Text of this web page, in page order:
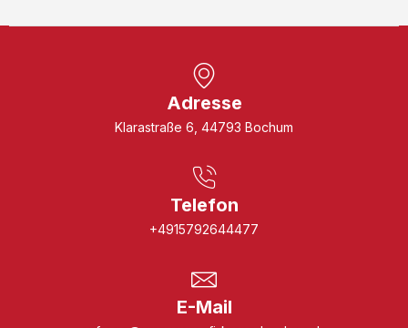
Adresse
Klarastraße 6, 44793 Bochum
Telefon
+4915792644477
E-Mail